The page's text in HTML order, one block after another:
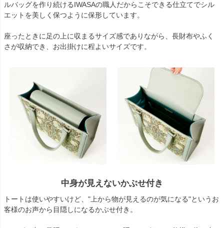
ルバッグを作り続けるIWASAの職人だからこそできる仕立てでシル
エットを美しく保つように保形しています。
座ったときに足の上に収まるサイズ感でありながら、長財布やふく
さが収納でき、お出掛けに程よいサイズです。
中身が見えないかぶせ付き
トートは使いやすいけど、"上から物が見えるのが気になる"というお
客様のお声から目隠しになるかぶせ付き。